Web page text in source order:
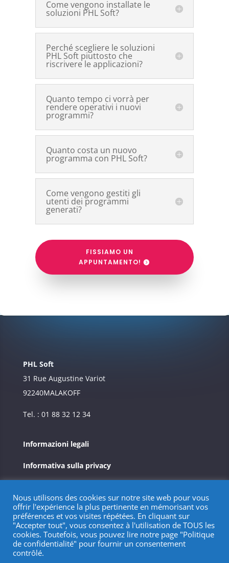
Come vengono installate le
soluzioni PHL Soft?
Perché scegliere le soluzioni
PHL Soft piuttosto che
riscrivere le applicazioni?
Quanto tempo ci vorrà per
rendere operativi i nuovi
programmi?
Quanto costa un nuovo
programma con PHL Soft?
Come vengono gestiti gli
utenti dei programmi
generati?
FISSIAMO UN
APPUNTAMENTO!
PHL Soft
31 Rue Augustine Variot
92240MALAKOFF
Tel. : 01 88 32 12 34
Informazioni legali
Informativa sulla privacy
Nous utilisons des cookies sur notre site web pour vous
offrir l'expérience la plus pertinente en mémorisant vos
préférences et vos visites répétées. En cliquant sur
"Accepter tout", vous consentez à l'utilisation de TOUS les
cookies. Toutefois, vous pouvez lire notre page "Politique
de confidentialité" pour fournir un consentement
contrôlé.